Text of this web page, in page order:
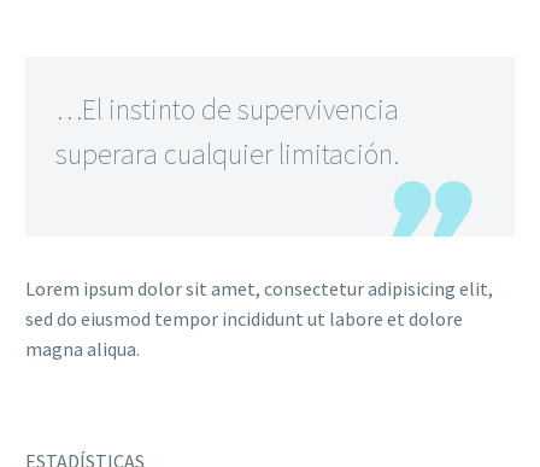
…El instinto de supervivencia
superara cualquier limitación.
Lorem ipsum dolor sit amet, consectetur adipisicing elit,
sed do eiusmod tempor incididunt ut labore et dolore
magna aliqua.
ESTADÍSTICAS